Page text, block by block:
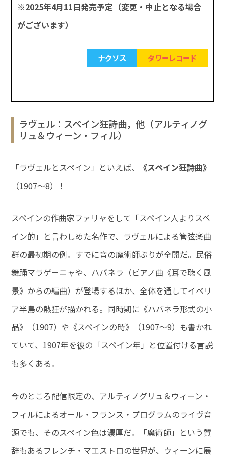
※2025年4月11日発売予定（変更・中止となる場合
がございます）
ナクソス タワーレコード
ラヴェル：スペイン狂詩曲，他（アルティノグ
リュ＆ウィーン・フィル）
「ラヴェルとスペイン」といえば、
《スペイン狂詩曲》
（1907～8）！
スペインの作曲家ファリャをして「スペイン人よりスペ
イン的」と言わしめた名作で、ラヴェルによる管弦楽曲
群の最初期の例。すでに音の魔術師ぶりが全開だ。民俗
舞踊マラゲーニャや、ハバネラ（ピアノ曲《耳で聴く風
景》からの編曲）が登場するほか、全体を通してイベリ
ア半島の熱狂が描かれる。同時期に《ハバネラ形式の小
品》（1907）や《スペインの時》（1907～9）も書かれ
ていて、1907年を彼の「スペイン年」と位置付ける言説
も多くある。
今のところ配信限定の、アルティノグリュ＆ウィーン・
フィルによるオール・フランス・プログラムのライヴ音
源でも、そのスペイン色は濃厚だ。「魔術師」という賛
辞もあるフレンチ・マエストロの世界が、ウィーンに展